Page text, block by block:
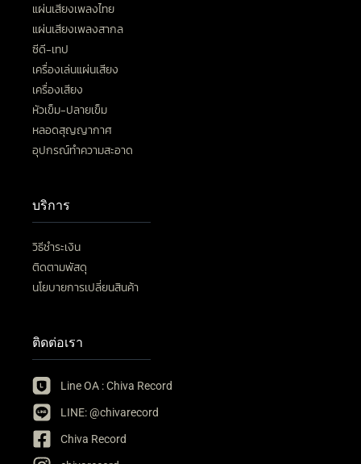
แผ่นเสียงเพลงไทย
แผ่นเสียงเพลงสากล
ซีดี-เทป
เครื่องเล่นแผ่นเสียง
เครื่องเสียง
หัวเข็ม-ปลายเข็ม
หลอดสุญญากาศ
อุปกรณ์ทำความสะอาด
บริการ
วิธีชำระเงิน
ติดตามพัสดุ
นโยบายการเปลี่ยนสินค้า
ติดต่อเรา
Line OA : Chiva Record
LINE: @chivarecord
Chiva Record